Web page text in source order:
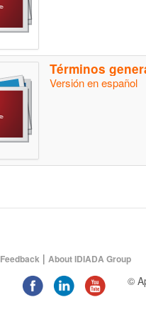
Versión en español
Feedback | About IDIADA Group
©